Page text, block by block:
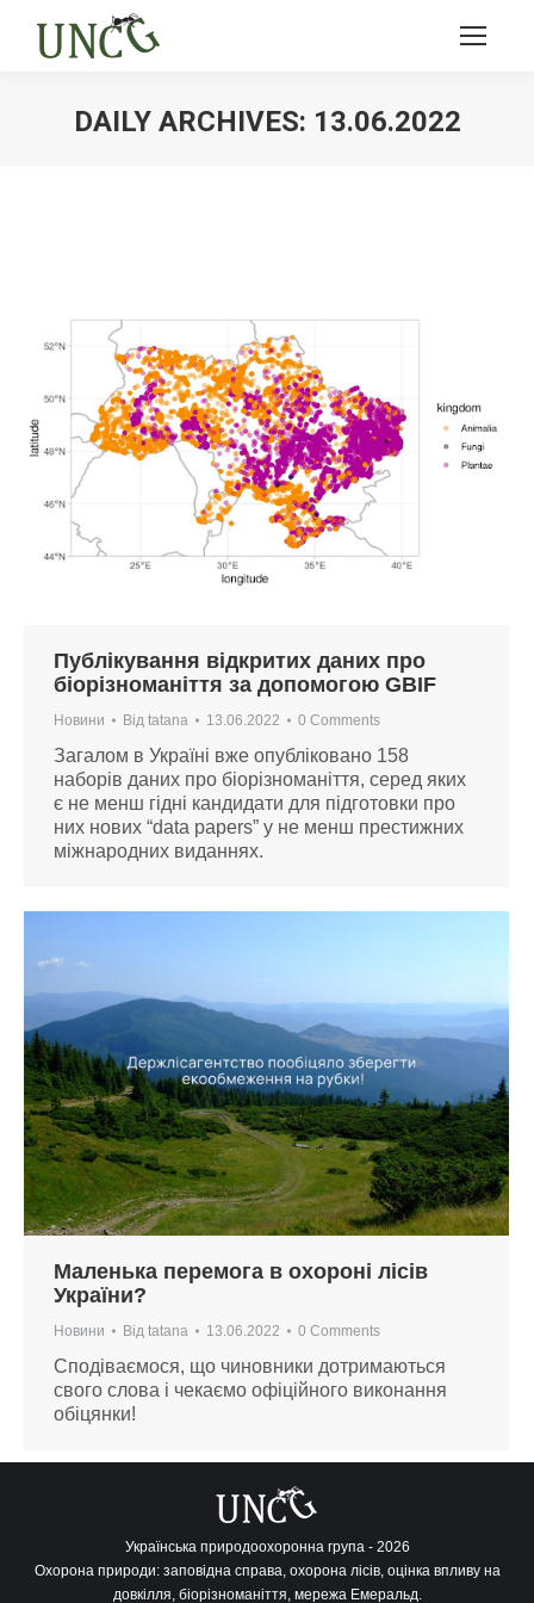
DAILY ARCHIVES: 13.06.2022
Публікування відкритих даних про
біорізноманіття за допомогою GBIF
Новини Від tatana 13.06.2022 0 Comments
Загалом в Україні вже опубліковано 158
наборів даних про біорізноманіття, серед яких
є не менш гідні кандидати для підготовки про
них нових “data papers” у не менш престижних
міжнародних виданнях.
Маленька перемога в охороні лісів
України?
Новини Від tatana 13.06.2022 0 Comments
Сподіваємося, що чиновники дотримаються
свого слова і чекаємо офіційного виконання
обіцянки!
Українська природоохоронна група - 2026
Охорона природи: заповідна справа, охорона лісів, оцінка впливу на
довкілля, біорізноманіття, мережа Емеральд.